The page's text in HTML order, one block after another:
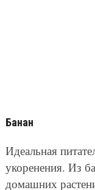
Банан
Идеальная
укоренения. Из
домашних